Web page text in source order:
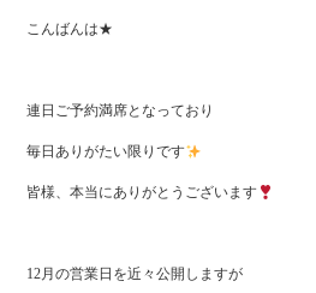
こんばんは★
連日ご予約満席となっており
毎日ありがたい限りです
皆様、本当にありがとうございます
12月の営業日を近々公開しますが